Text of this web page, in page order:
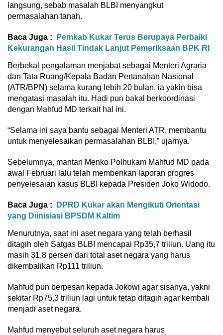
langsung, sebab masalah BLBI menyangkut
permasalahan tanah.
Baca Juga :
Pemkab Kukar Terus Berupaya Perbaiki
Kekurangan Hasil Tindak Lanjut Pemeriksaan BPK RI
Berbekal pengalaman menjabat sebagai Menteri Agraria
dan Tata Ruang/Kepala Badan Pertanahan Nasional
(ATR/BPN) selama kurang lebih 20 bulan, ia yakin bisa
mengatasi masalah itu. Hadi pun bakal berkoordinasi
dengan Mahfud MD terkait hal ini.
“Selama ini saya bantu sebagai Menteri ATR, membantu
untuk menyelesaikan permasalahan BLBI,” ujarnya.
Sebelumnya, mantan Menko Polhukam Mahfud MD pada
awal Februari lalu telah memberikan laporan progres
penyelesaian kasus BLBI kepada Presiden Joko Widodo.
Baca Juga :
DPRD Kukar akan Mengikuti Orientasi
yang Diinisiasi BPSDM Kaltim
Menurutnya, saat ini aset negara yang telah berhasil
ditagih oleh Satgas BLBI mencapai Rp35,7 triliun. Uang itu
masih 31,8 persen dari total aset negara yang harus
dikembalikan Rp111 triliun.
Mahfud pun berpesan kepada Jokowi agar sisanya, yakni
sekitar Rp75,3 triliun lagi untuk tetap ditagih agar kembali
menjadi aset negara.
Mahfud menyebut seluruh aset negara harus